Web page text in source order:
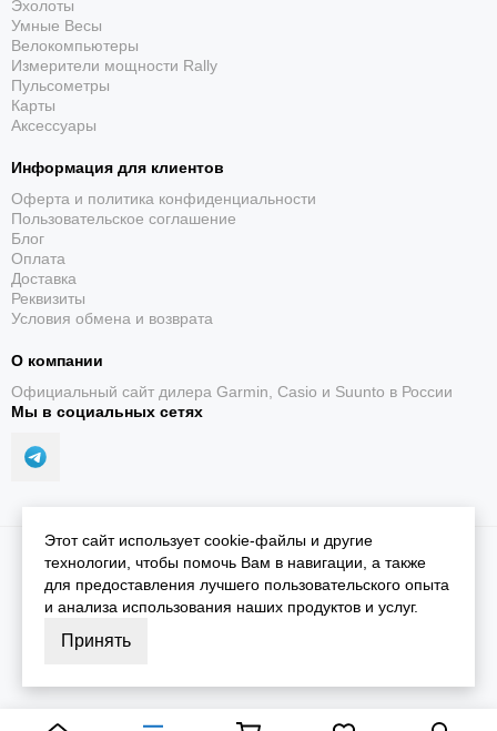
Эхолоты
Умные Весы
Велокомпьютеры
Измерители мощности Rally
Пульсометры
Карты
Аксессуары
Информация для клиентов
Оферта и политика конфиденциальности
Пользовательское соглашение
Блог
Оплата
Доставка
Реквизиты
Условия обмена и возврата
О компании
Официальный сайт дилера Garmin, Casio и Suunto в России
Мы в социальных сетях
2026 © iGarmin.Карта сайта
Этот сайт использует cookie-файлы и другие
технологии, чтобы помочь Вам в навигации, а также
для предоставления лучшего пользовательского опыта
и анализа использования наших продуктов и услуг.
Принять